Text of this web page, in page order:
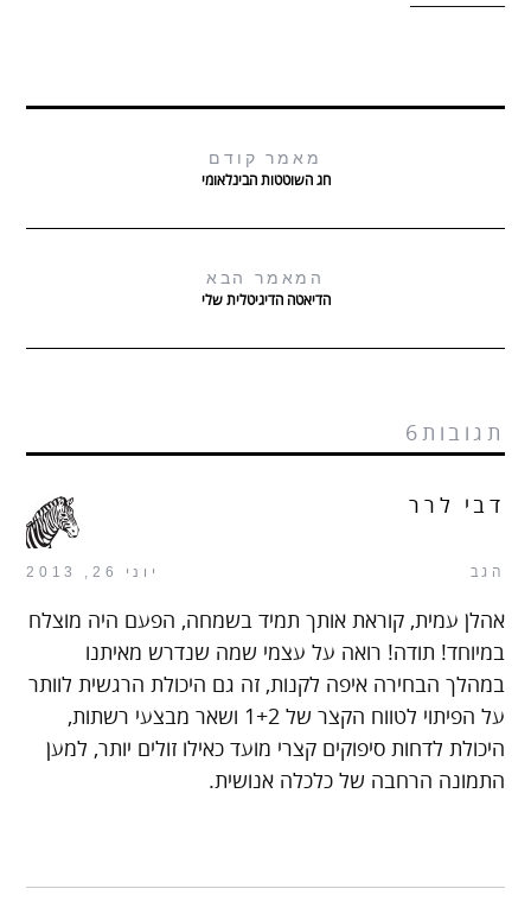
מאמר קודם
חג השוטטות הבינלאומי
המאמר הבא
הדיאטה הדיגיטלית שלי
תגובות6
הגב יוני 26, 2013
דבי לרר
אהלן עמית, קוראת אותך תמיד בשמחה, הפעם היה מוצלח
במיוחד! תודה! רואה על עצמי שמה שנדרש מאיתנו
במהלך הבחירה איפה לקנות, זה גם היכולת הרגשית לוותר
על הפיתוי לטווח הקצר של 1+2 ושאר מבצעי רשתות,
היכולת לדחות סיפוקים קצרי מועד כאילו זולים יותר, למען
התמונה הרחבה של כלכלה אנושית.